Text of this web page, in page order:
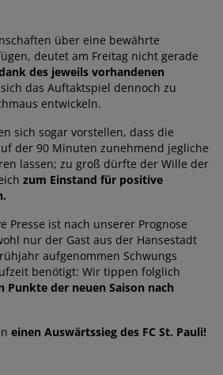
über eine bewährte
deutet am Freitag nicht gerade
des jeweils vorhandenen
das Auftaktspiel dennoch zu
entwickeln.
sich sogar vorstellen, dass die
der 90 Minuten zunehmend jegliche
lassen; zu groß dürfte der Wille der
zum Einstand für positive
Presse ist nach unserer Prognose
nur der Gast aus der Hansestadt
aufgenommen Schwungs
benötigt: Wir tippen folglich
Punkte der neuen Saison nach
einen Auswärtssieg des FC St. Pauli!